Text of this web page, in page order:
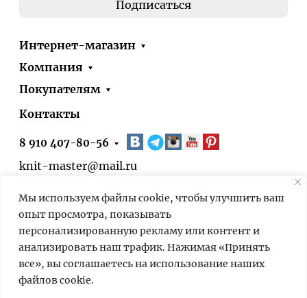
Мы используем файлы cookie, чтобы улучшить ваш
опыт просмотра, показывать
персонализированную рекламу или контент и
анализировать наш трафик. Нажимая «Принять
все», вы соглашаетесь на использование наших
файлов cookie.
Интернет-магазин
Компания
Покупателям
Контакты
8 910 407-80-56
knit-master@mail.ru
* 24/7 – оформить заказ на сайте можно
круглосуточно. Выдача заказов в нашем
пункте выдачи – по предварительной
договорённости.
Мы используем cookies для быстрой и